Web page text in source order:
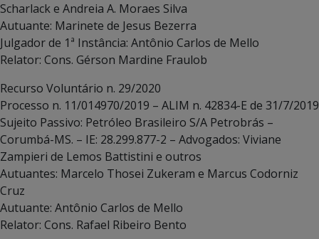
Scharlack e Andreia A. Moraes Silva
Autuante: Marinete de Jesus Bezerra
Julgador de 1ª Instância: Antônio Carlos de Mello
Relator: Cons. Gérson Mardine Fraulob
Recurso Voluntário n. 29/2020
Processo n. 11/014970/2019 – ALIM n. 42834-E de 31/7/2019
Sujeito Passivo: Petróleo Brasileiro S/A Petrobrás –
Corumbá-MS. – IE: 28.299.877-2 – Advogados: Viviane
Zampieri de Lemos Battistini e outros
Autuantes: Marcelo Thosei Zukeram e Marcus Codorniz
Cruz
Autuante: Antônio Carlos de Mello
Relator: Cons. Rafael Ribeiro Bento